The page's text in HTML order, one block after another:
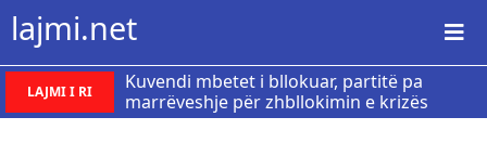
lajmi.net
LAJMI I RI
Kuvendi mbetet i bllokuar, partitë pa
marrëveshje për zhbllokimin e krizës